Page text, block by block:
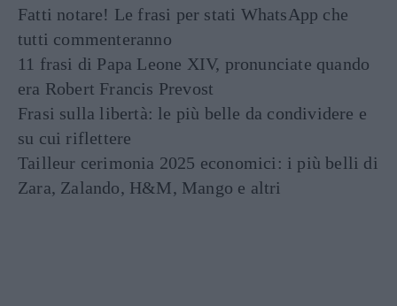
Fatti notare! Le frasi per stati WhatsApp che
tutti commenteranno
11 frasi di Papa Leone XIV, pronunciate quando
era Robert Francis Prevost
Frasi sulla libertà: le più belle da condividere e
su cui riflettere
Tailleur cerimonia 2025 economici: i più belli di
Zara, Zalando, H&M, Mango e altri